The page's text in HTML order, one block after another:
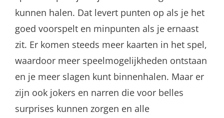
kunnen halen. Dat levert punten op als je het
goed voorspelt en minpunten als je ernaast
zit. Er komen steeds meer kaarten in het spel,
waardoor meer speelmogelijkheden ontstaan
en je meer slagen kunt binnenhalen. Maar er
zijn ook jokers en narren die voor belles
surprises kunnen zorgen en alle